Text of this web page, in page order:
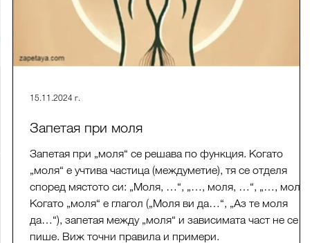
Запетая при моля
Запетая при „моля“ се решава по функция. Когато
„моля“ е учтива частица (междуметие), тя се отделя
според мястото си: „Моля, …“, „…, моля, …“, „…, моля.“.
Когато „моля“ е глагол („Моля ви да…“, „Аз те моля
да…“), запетая между „моля“ и зависимата част не се
пише. Виж точни правила и примери.
15.11.2024 г.